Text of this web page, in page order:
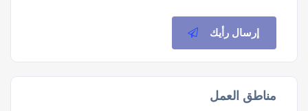
إرسال رأيك
مناطق العمل